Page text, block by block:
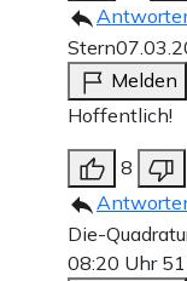
Stern
Melden
Hoffentlich!
8
Die-
08:20 Uhr